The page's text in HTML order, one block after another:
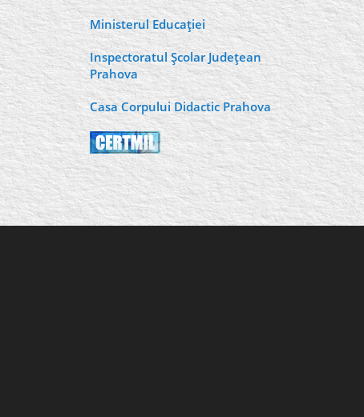
Ministerul Educaţiei
Inspectoratul Şcolar Judeţean
Prahova
Casa Corpului Didactic Prahova